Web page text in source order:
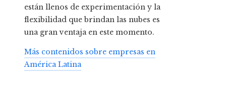
están llenos de experimentación y la
flexibilidad que brindan las nubes es
una gran ventaja en este momento.
Más contenidos sobre empresas en
América Latina